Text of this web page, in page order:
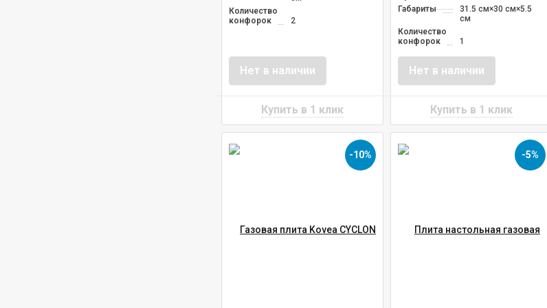
Количество
конфорок
2
Нет в наличии
Габариты
31.5 см×30 см×5.5
см
Количество
конфорок
1
Нет в наличии
-10% -5%